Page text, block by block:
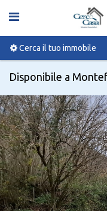
Cerca il tuo immobile